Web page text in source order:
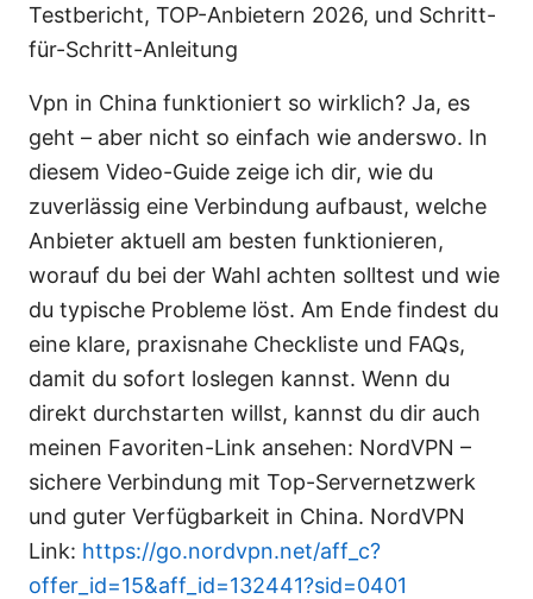
Testbericht, TOP-Anbietern 2026, und Schritt-
für-Schritt-Anleitung
Vpn in China funktioniert so wirklich? Ja, es
geht – aber nicht so einfach wie anderswo. In
diesem Video-Guide zeige ich dir, wie du
zuverlässig eine Verbindung aufbaust, welche
Anbieter aktuell am besten funktionieren,
worauf du bei der Wahl achten solltest und wie
du typische Probleme löst. Am Ende findest du
eine klare, praxisnahe Checkliste und FAQs,
damit du sofort loslegen kannst. Wenn du
direkt durchstarten willst, kannst du dir auch
meinen Favoriten-Link ansehen: NordVPN –
sichere Verbindung mit Top-Servernetzwerk
und guter Verfügbarkeit in China. NordVPN
Link: https://go.nordvpn.net/aff_c?
offer_id=15&aff_id=132441?sid=0401